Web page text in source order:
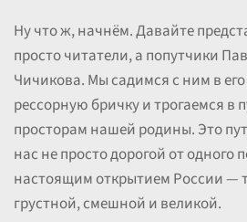
Ну что ж, начнём. Давайте
просто читатели, а попутчики
Чичикова. Мы садимся с ним в
рессорную бричку и трогаемся в
просторам нашей родины. Это
нас не просто дорогой от одного
настоящим открытием России —
грустной, смешной и великой.